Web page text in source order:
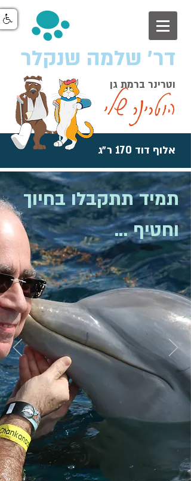
וטרינר ברמת גן
אלוף דוד 170 ר״ג
דר׳ שלמה שנקלר
הוטרינר שלי
תמיד תתקבלו בחיוך
וחטיף ...